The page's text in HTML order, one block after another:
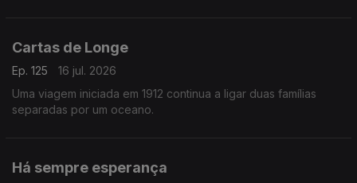
Cartas de Longe
Ep. 125
16 jul. 2026
Uma viagem iniciada em 1912 continua a ligar duas famílias
separadas por um oceano.
Há sempre esperança